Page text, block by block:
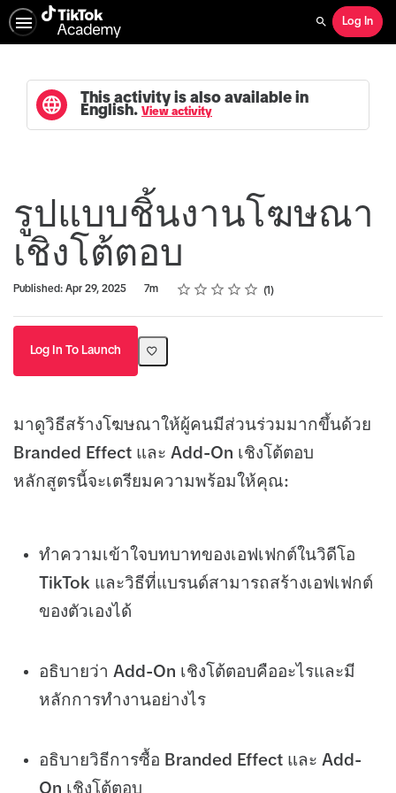
Search
Log In
This activity is also available in
English. View activity
รูปแบบชิ้นงานโฆษณา
เชิงโต้ตอบ
Published: Apr 29, 2025
Duration 7m Rating
1 star
2 stars
3 stars
4 stars
5 stars
Average rating: 5.0 1
1 review
Log In To Launch
มาดูวิธีสร้างโฆษณาให้ผู้คนมีส่วนร่วมมากขึ้นด้วย
Branded Effect และ Add-On เชิงโต้ตอบ
หลักสูตรนี้จะเตรียมความพร้อมให้คุณ:
ทำความเข้าใจบทบาทของเอฟเฟกต์ในวิดีโอ
TikTok และวิธีที่แบรนด์สามารถสร้างเอฟเฟกต์
ของตัวเองได้
อธิบายว่า Add-On เชิงโต้ตอบคืออะไรและมี
หลักการทำงานอย่างไร
อธิบายวิธีการซื้อ Branded Effect และ Add-
On เชิงโต้ตอบ